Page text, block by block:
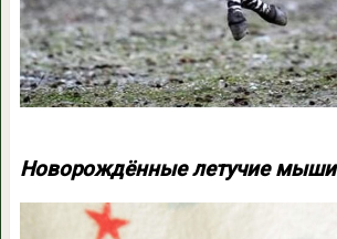
Новорождённые летучие мыши